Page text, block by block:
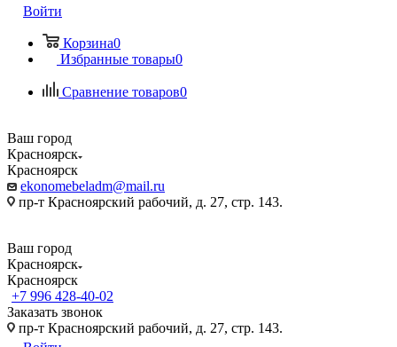
Войти
Корзина0
Избранные товары0
Сравнение товаров0
Ваш город
Красноярск
Красноярск
ekonomebeladm@mail.ru
пр-т Красноярский рабочий, д. 27, стр. 143.
Ваш город
Красноярск
Красноярск
+7 996 428-40-02
Заказать звонок
пр-т Красноярский рабочий, д. 27, стр. 143.